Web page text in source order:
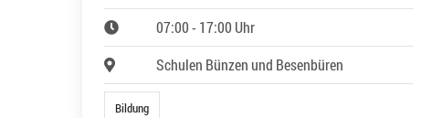
07:00 - 17:00 Uhr
Schulen Bünzen und Besenbüren
Bildung